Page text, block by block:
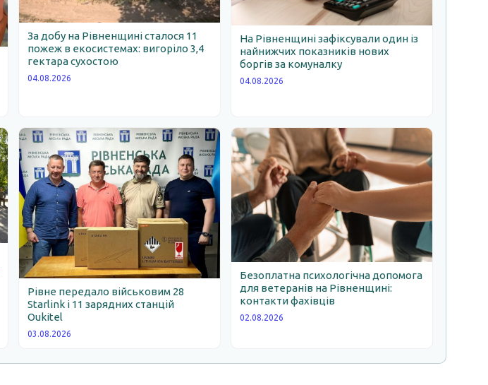
За добу на Рівненщині сталося 11
пожеж в екосистемах: вигоріло 3,4
гектара сухостою
04.08.2026
На Рівненщині зафіксували один із
найнижчих показників нових
боргів за комуналку
04.08.2026
Рівне передало військовим 28
Starlink і 11 зарядних станцій
Oukitel
03.08.2026
Безоплатна психологічна допомога
для ветеранів на Рівненщині:
контакти фахівців
02.08.2026